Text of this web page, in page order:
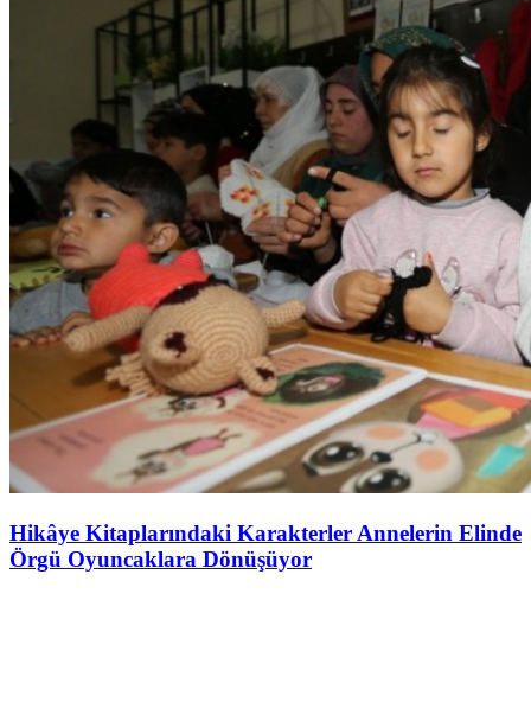
Hikâye Kitaplarındaki Karakterler Annelerin Elinde
Örgü Oyuncaklara Dönüşüyor